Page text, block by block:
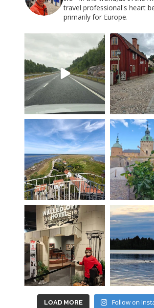
travel professional's heart
primarily for Europe.
LOAD MORE Follow on